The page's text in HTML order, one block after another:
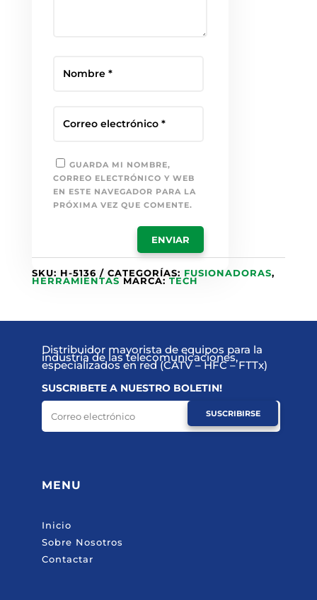
GUARDA MI NOMBRE,
CORREO ELECTRÓNICO Y WEB
EN ESTE NAVEGADOR PARA LA
PRÓXIMA VEZ QUE COMENTE.
SKU: H-5136 CATEGORÍAS: FUSIONADORAS,
HERRAMIENTAS MARCA: TECH
Distribuidor mayorista de equipos para la
industria de las telecomunicaciones,
especializados en red (CATV – HFC – FTTx)
SUSCRIBETE A NUESTRO BOLETIN!
SUSCRIBIRSE
MENU
Inicio
Sobre Nosotros
Contactar